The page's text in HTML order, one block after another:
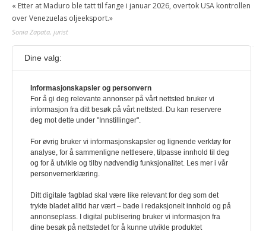
« Etter at Maduro ble tatt til fange i januar 2026, overtok USA kontrollen
over Venezuelas oljeeksport.»
Sonia Zapata, jurist
117,8 millioner er på flukt, en nedgang fra forrige
1. august 2026
Ville ha tilsvart verdens trettende største land i folketall. For å lese
denne må du ha abonnement Logg inn her Ny abonnent? Velg
også egne abonnementer for biblioteker og bedrifter.
Redaksjonen
Dine valg:
Informasjonskapsler og personvern
For å gi deg relevante annonser på vårt nettsted bruker vi
informasjon fra ditt besøk på vårt nettsted. Du kan reservere
deg mot dette under "Innstillinger".
For øvrig bruker vi informasjonskapsler og lignende verktøy for
analyse, for å sammenligne nettlesere, tilpasse innhold til deg
og for å utvikle og tilby nødvendig funksjonalitet. Les mer i vår
personvernerklæring.
Ditt digitale fagblad skal være like relevant for deg som det
trykte bladet alltid har vært – bade i redaksjonelt innhold og på
annonseplass. I digital publisering bruker vi informasjon fra
dine besøk på nettstedet for å kunne utvikle produktet